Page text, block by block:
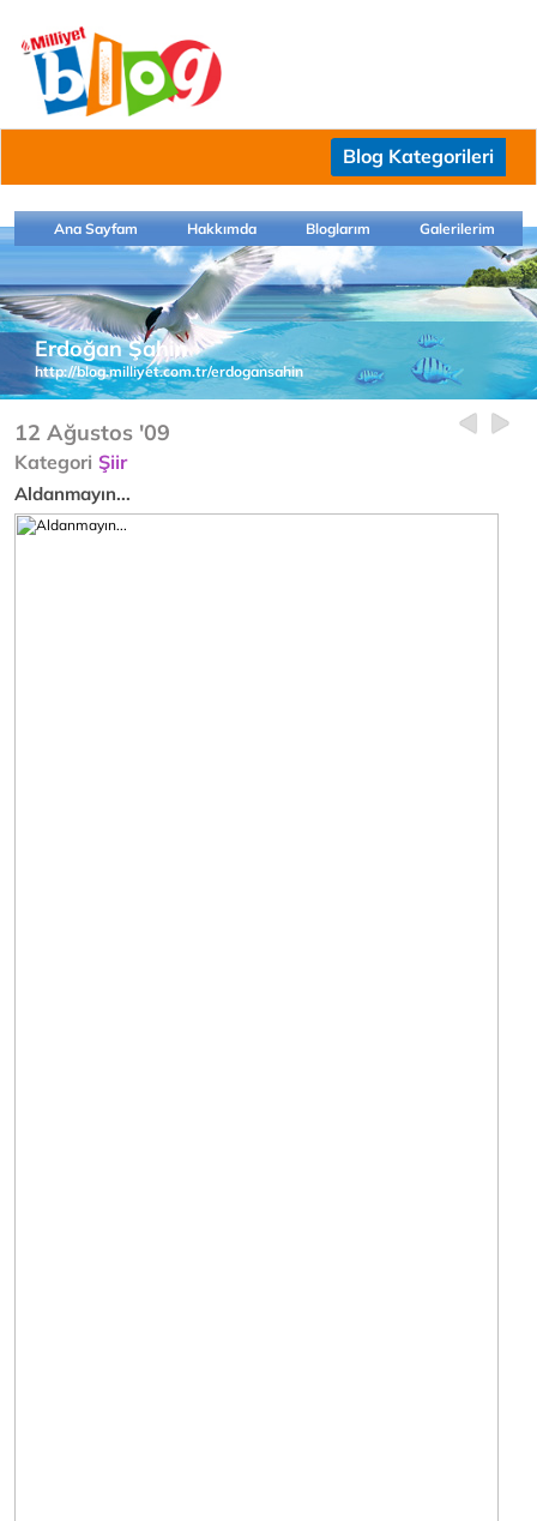
Blog Kategorileri
Ana Sayfam Hakkımda Bloglarım Galerilerim
Erdoğan Şahin
http://blog.milliyet.com.tr/erdogansahin
12 Ağustos '09
Kategori Şiir
Aldanmayın...